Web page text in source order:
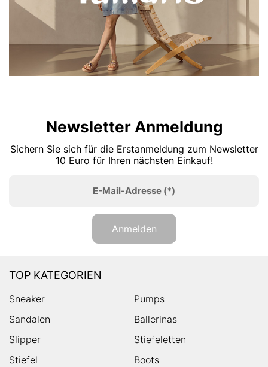
Newsletter Anmeldung
Sichern Sie sich für die Erstanmeldung zum Newsletter
10 Euro für Ihren nächsten Einkauf!
E-Mail-Adresse (*)
Anmelden
TOP KATEGORIEN
Sneaker
Pumps
Sandalen
Ballerinas
Slipper
Stiefeletten
Stiefel
Boots